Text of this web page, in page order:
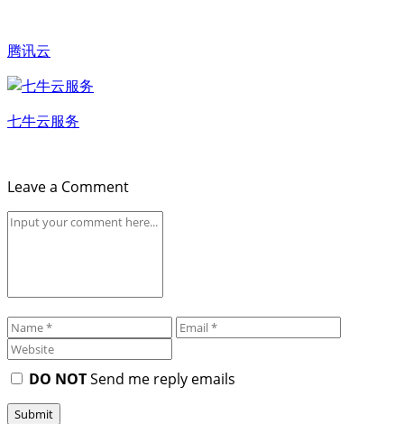
腾讯云
七牛云服务
Leave a Comment
DO NOTSend me reply emails